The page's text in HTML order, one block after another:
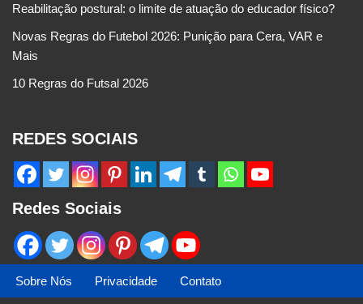
Reabilitação postural: o limite de atuação do educador físico?
Novas Regras do Futebol 2026: Punição para Cera, VAR e
Mais
10 Regras do Futsal 2026
REDES SOCIAIS
Redes Sociais
Sobre Nós Privacidade Contato